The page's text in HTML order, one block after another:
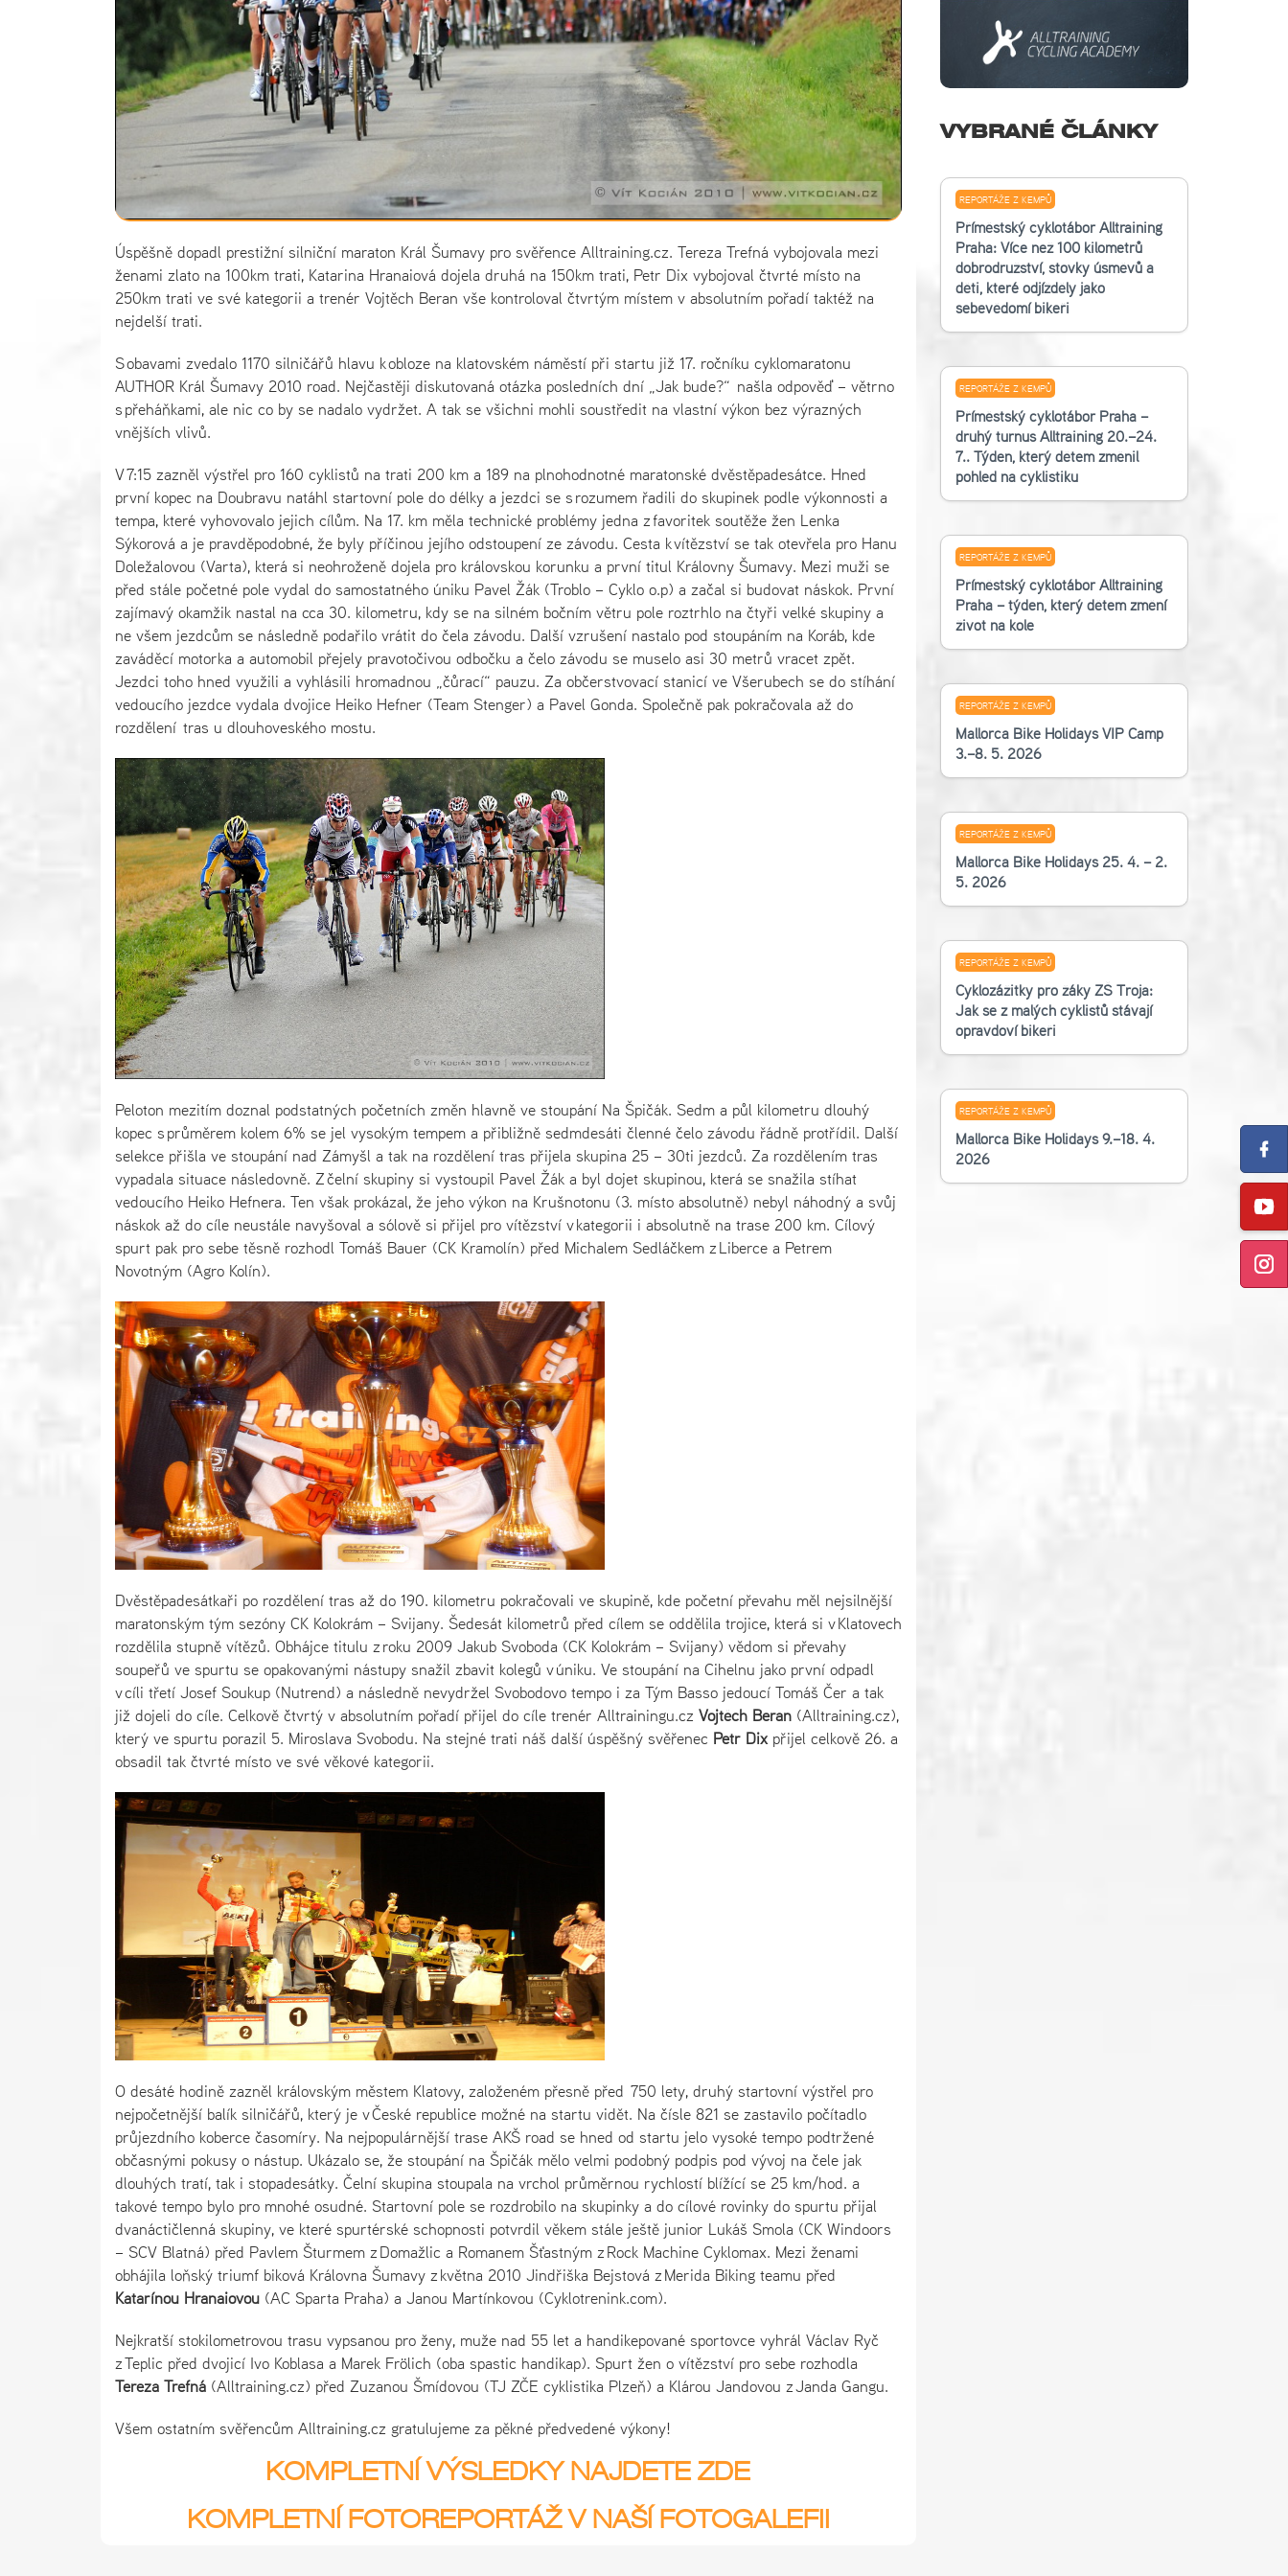
Úspěšně dopadl prestižní silniční maraton Král Šumavy pro svěřence Alltraining.cz. Tereza Trefná vybojovala mezi
ženami zlato na 100km trati, Katarina Hranaiová dojela druhá na 150km trati, Petr Dix vybojoval čtvrté místo na
250km trati ve své kategorii a trenér Vojtěch Beran vše kontroloval čtvrtým místem v absolutním pořadí taktéž na
nejdelší trati.
S obavami zvedalo 1170 silničářů hlavu k obloze na klatovském náměstí při startu již 17. ročníku cyklomaratonu
AUTHOR Král Šumavy 2010 road. Nejčastěji diskutovaná otázka posledních dní „Jak bude?“ našla odpověď – větrno
s přeháňkami, ale nic co by se nadalo vydržet. A tak se všichni mohli soustředit na vlastní výkon bez výrazných
vnějších vlivů.
V 7:15 zazněl výstřel pro 160 cyklistů na trati 200 km a 189 na plnohodnotné maratonské dvěstěpadesátce. Hned
první kopec na Doubravu natáhl startovní pole do délky a jezdci se s rozumem řadili do skupinek podle výkonnosti a
tempa, které vyhovovalo jejich cílům. Na 17. km měla technické problémy jedna z favoritek soutěže žen Lenka
Sýkorová a je pravděpodobné, že byly příčinou jejího odstoupení ze závodu. Cesta k vítězství se tak otevřela pro Hanu
Doležalovou (Varta), která si neohroženě dojela pro královskou korunku a první titul Královny Šumavy. Mezi muži se
před stále početné pole vydal do samostatného úniku Pavel Žák (Troblo – Cyklo o.p) a začal si budovat náskok. První
zajímavý okamžik nastal na cca 30. kilometru, kdy se na silném bočním větru pole roztrhlo na čtyři velké skupiny a
ne všem jezdcům se následně podařilo vrátit do čela závodu. Další vzrušení nastalo pod stoupáním na Koráb, kde
zaváděcí motorka a automobil přejely pravotočivou odbočku a čelo závodu se muselo asi 30 metrů vracet zpět.
Jezdci toho hned využili a vyhlásili hromadnou „čůrací“ pauzu. Za občerstvovací stanicí ve Všerubech se do stíhání
vedoucího jezdce vydala dvojice Heiko Hefner (Team Stenger) a Pavel Gonda. Společně pak pokračovala až do
rozdělení tras u dlouhoveského mostu.
Peloton mezitím doznal podstatných početních změn hlavně ve stoupání Na Špičák. Sedm a půl kilometru dlouhý
kopec s průměrem kolem 6% se jel vysokým tempem a přibližně sedmdesáti členné čelo závodu řádně protřídil. Další
selekce přišla ve stoupání nad Zámyšl a tak na rozdělení tras přijela skupina 25 – 30ti jezdců. Za rozdělením tras
vypadala situace následovně. Z čelní skupiny si vystoupil Pavel Žák a byl dojet skupinou, která se snažila stíhat
vedoucího Heiko Hefnera. Ten však prokázal, že jeho výkon na Krušnotonu (3. místo absolutně) nebyl náhodný a svůj
náskok až do cíle neustále navyšoval a sólově si přijel pro vítězství v kategorii i absolutně na trase 200 km. Cílový
spurt pak pro sebe těsně rozhodl Tomáš Bauer (CK Kramolín) před Michalem Sedláčkem z Liberce a Petrem
Novotným (Agro Kolín).
Dvěstěpadesátkaři po rozdělení tras až do 190. kilometru pokračovali ve skupině, kde početní převahu měl nejsilnější
maratonským tým sezóny CK Kolokrám – Svijany. Šedesát kilometrů před cílem se oddělila trojice, která si v Klatovech
rozdělila stupně vítězů. Obhájce titulu z roku 2009 Jakub Svoboda (CK Kolokrám – Svijany) vědom si převahy
soupeřů ve spurtu se opakovanými nástupy snažil zbavit kolegů v úniku. Ve stoupání na Cihelnu jako první odpadl
v cíli třetí Josef Soukup (Nutrend) a následně nevydržel Svobodovo tempo i za Tým Basso jedoucí Tomáš Čer a tak
již dojeli do cíle. Celkově čtvrtý v absolutním pořadí přijel do cíle trenér Alltrainingu.cz Vojtěch Beran(Alltraining.cz),
který ve spurtu porazil 5. Miroslava Svobodu. Na stejné trati náš další úspěšný svěřenec Petr Dix přijel celkově 26. a
obsadil tak čtvrté místo ve své věkové kategorii.
O desáté hodině zazněl královským městem Klatovy, založeném přesně před 750 lety, druhý startovní výstřel pro
nejpočetnější balík silničářů, který je v České republice možné na startu vidět. Na čísle 821 se zastavilo počítadlo
průjezdního koberce časomíry. Na nejpopulárnější trase AKŠ road se hned od startu jelo vysoké tempo podtržené
občasnými pokusy o nástup. Ukázalo se, že stoupání na Špičák mělo velmi podobný podpis pod vývoj na čele jak
dlouhých tratí, tak i stopadesátky. Čelní skupina stoupala na vrchol průměrnou rychlostí blížící se 25 km/hod. a
takové tempo bylo pro mnohé osudné. Startovní pole se rozdrobilo na skupinky a do cílové rovinky do spurtu přijal
dvanáctičlenná skupiny, ve které spurtérské schopnosti potvrdil věkem stále ještě junior Lukáš Smola (CK Windoors
– SCV Blatná) před Pavlem Šturmem z Domažlic a Romanem Šťastným z Rock Machine Cyklomax. Mezi ženami
obhájila loňský triumf biková Královna Šumavy z května 2010 Jindřiška Bejstová z Merida Biking teamu před
Katarínou Hranaiovou(AC Sparta Praha) a Janou Martínkovou (Cyklotrenink.com).
Nejkratší stokilometrovou trasu vypsanou pro ženy, muže nad 55 let a handikepované sportovce vyhrál Václav Ryč
z Teplic před dvojicí Ivo Koblasa a Marek Frölich (oba spastic handikap). Spurt žen o vítězství pro sebe rozhodla
Tereza Trefná(Alltraining.cz) před Zuzanou Šmídovou (TJ ZČE cyklistika Plzeň) a Klárou Jandovou z Janda Gangu.
Všem ostatním svěřencům Alltraining.cz gratulujeme za pěkné předvedené výkony!
KOMPLETNÍ VÝSLEDKY NAJDETE ZDE
KOMPLETNÍ FOTOREPORTÁŽ V NAŠÍ FOTOGALEFII
VYBRANÉ ČLÁNKY
REPORTÁŽE Z KEMPŮ
Příměstský cyklotábor Alltraining
Praha: Více než 100 kilometrů
dobrodružství, stovky úsměvů a
děti, které odjížděly jako
sebevědomí bikeři
REPORTÁŽE Z KEMPŮ
Příměstský cyklotábor Praha –
druhý turnus Alltraining 20.–24.
7.. Týden, který dětem změnil
pohled na cyklistiku
REPORTÁŽE Z KEMPŮ
Příměstský cyklotábor Alltraining
Praha – týden, který dětem změní
život na kole
REPORTÁŽE Z KEMPŮ
Mallorca Bike Holidays VIP Camp
3.–8. 5. 2026
REPORTÁŽE Z KEMPŮ
Mallorca Bike Holidays 25. 4. – 2.
5. 2026
REPORTÁŽE Z KEMPŮ
Cyklozážitky pro žáky ZŠ Troja:
Jak se z malých cyklistů stávají
opravdoví bikeři
REPORTÁŽE Z KEMPŮ
Mallorca Bike Holidays 9.–18. 4.
2026